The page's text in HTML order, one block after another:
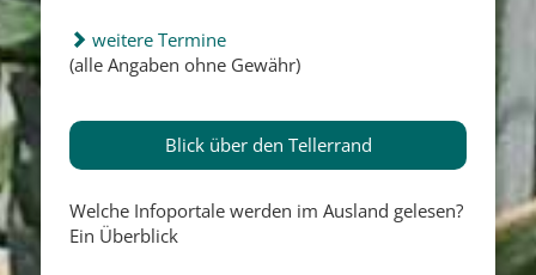
weitere Termine
(alle Angaben ohne Gewähr)
Blick über den Tellerrand
Welche Infoportale werden im Ausland gelesen?
Ein Überblick